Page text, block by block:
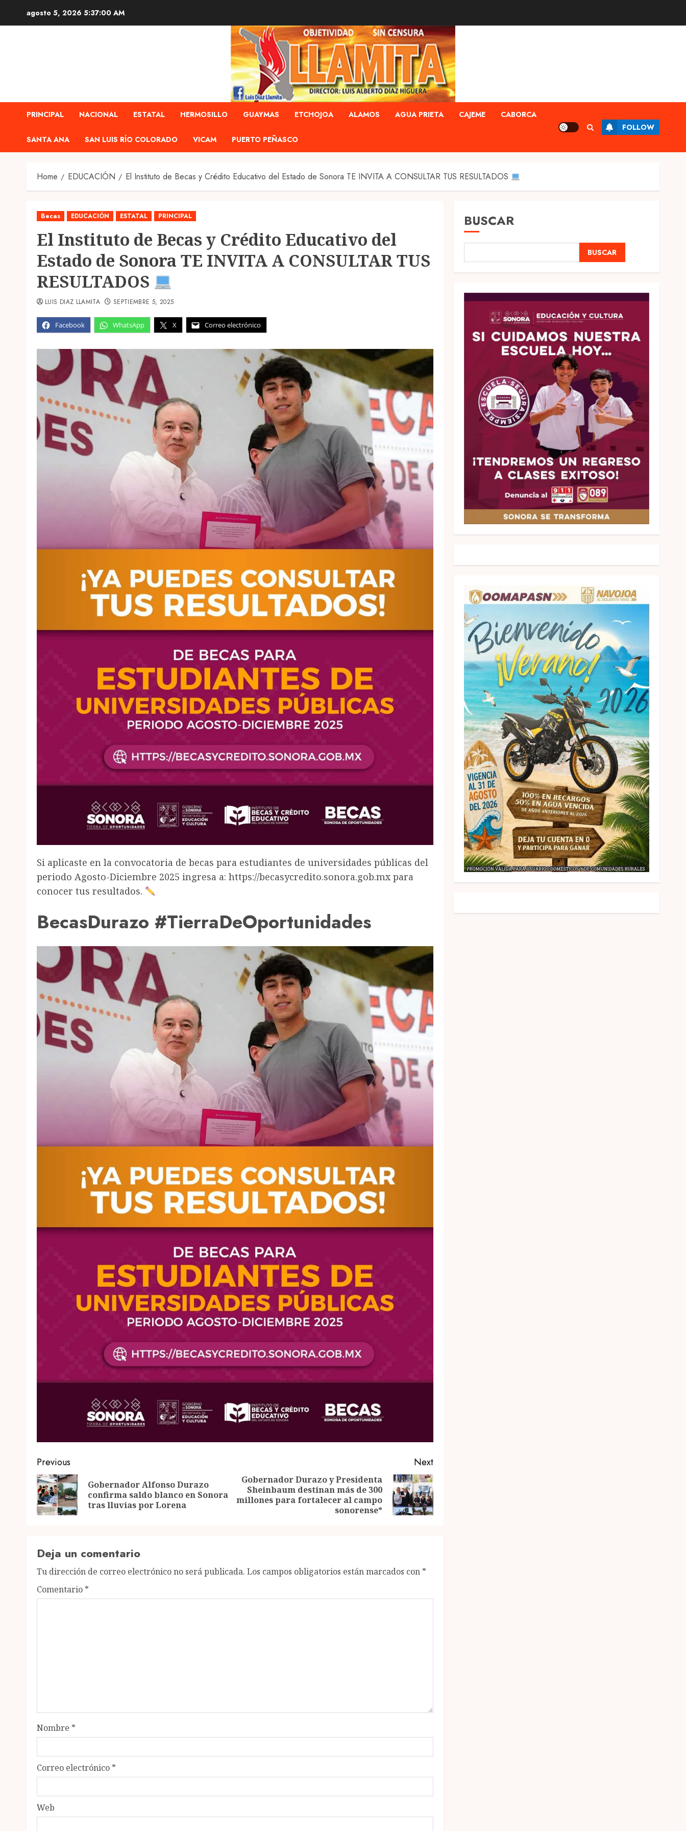
agosto 5, 2026 5:37:01 AM
PRINCIPAL NACIONAL ESTATAL HERMOSILLO GUAYMAS ETCHOJOA ALAMOS AGUA PRIETA CAJEME CABORCA
SANTA ANA SAN LUIS RÍO COLORADO VICAM PUERTO PEÑASCO
FOLLOW
Home EDUCACIÓN El Instituto de Becas y Crédito Educativo del Estado de Sonora TE INVITA A CONSULTAR TUS RESULTADOS
Becas EDUCACIÓN ESTATAL PRINCIPAL
El Instituto de Becas y Crédito Educativo del
Estado de Sonora TE INVITA A CONSULTAR TUS
RESULTADOS
Facebook WhatsApp X Correo electrónico
LUIS DIAZ LLAMITA SEPTIEMBRE 5, 2025
Si aplicaste en la convocatoria de becas para estudiantes de universidades públicas del
periodo Agosto-Diciembre 2025 ingresa a: https://becasycredito.sonora.gob.mx para
conocer tus resultados.
BecasDurazo #TierraDeOportunidades
Post
navigation
Previous
Previous
post:
Gobernador Alfonso Durazo
confirma saldo blanco en Sonora
tras lluvias por Lorena
Next
Next
post:
Gobernador Durazo y Presidenta
Sheinbaum destinan más de 300
millones para fortalecer al campo
sonorense*
Deja un comentario
Tu dirección de correo electrónico no será publicada. Los campos obligatorios están marcados con *
Comentario *
Nombre *
Correo electrónico *
Web
BUSCAR
BUSCAR